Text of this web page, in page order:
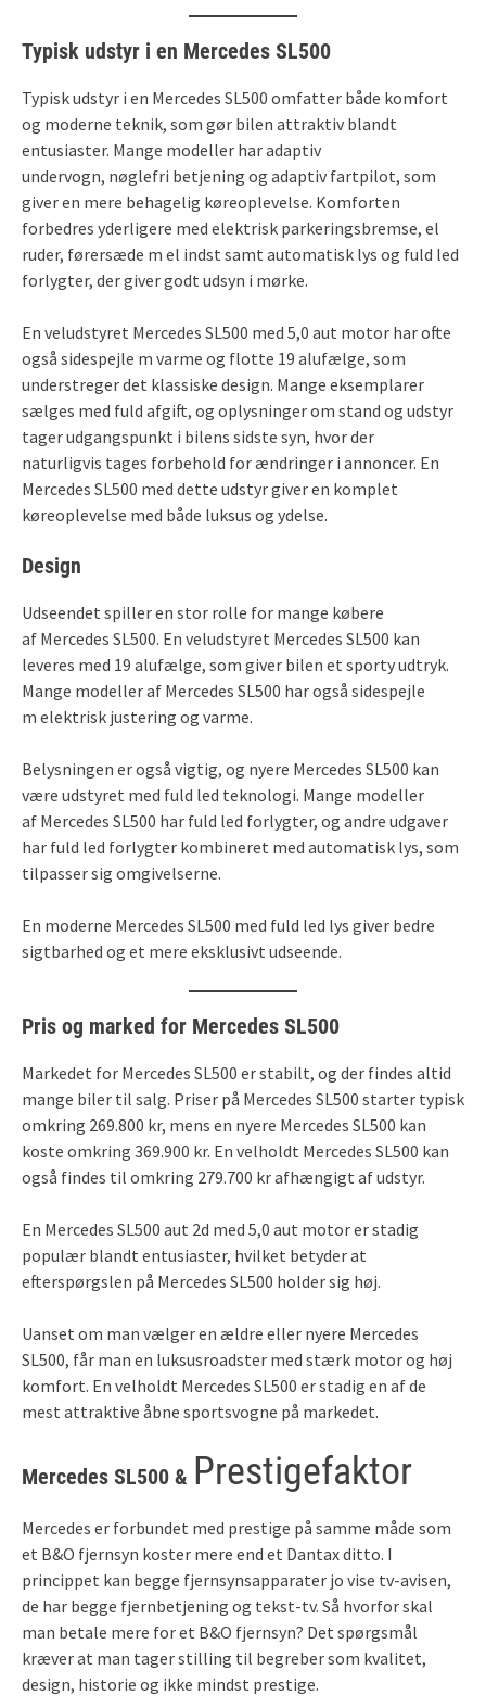
Typisk udstyr i en Mercedes SL500
Typisk udstyr i en Mercedes SL500 omfatter både komfort
og moderne teknik, som gør bilen attraktiv blandt
entusiaster. Mange modeller har adaptiv
undervogn, nøglefri betjening og adaptiv fartpilot, som
giver en mere behagelig køreoplevelse. Komforten
forbedres yderligere med elektrisk parkeringsbremse, el
ruder, førersæde m el indst samt automatisk lys og fuld led
forlygter, der giver godt udsyn i mørke.
En veludstyret Mercedes SL500 med 5,0 aut motor har ofte
også sidespejle m varme og flotte 19 alufælge, som
understreger det klassiske design. Mange eksemplarer
sælges med fuld afgift, og oplysninger om stand og udstyr
tager udgangspunkt i bilens sidste syn, hvor der
naturligvis tages forbehold for ændringer i annoncer. En
Mercedes SL500 med dette udstyr giver en komplet
køreoplevelse med både luksus og ydelse.
Design
Udseendet spiller en stor rolle for mange købere
af Mercedes SL500. En veludstyret Mercedes SL500 kan
leveres med 19 alufælge, som giver bilen et sporty udtryk.
Mange modeller af Mercedes SL500 har også sidespejle
m elektrisk justering og varme.
Belysningen er også vigtig, og nyere Mercedes SL500 kan
være udstyret med fuld led teknologi. Mange modeller
af Mercedes SL500 har fuld led forlygter, og andre udgaver
har fuld led forlygter kombineret med automatisk lys, som
tilpasser sig omgivelserne.
En moderne Mercedes SL500 med fuld led lys giver bedre
sigtbarhed og et mere eksklusivt udseende.
Pris og marked for Mercedes SL500
Markedet for Mercedes SL500 er stabilt, og der findes altid
mange biler til salg. Priser på Mercedes SL500 starter typisk
omkring 269.800 kr, mens en nyere Mercedes SL500 kan
koste omkring 369.900 kr. En velholdt Mercedes SL500 kan
også findes til omkring 279.700 kr afhængigt af udstyr.
En Mercedes SL500 aut 2d med 5,0 aut motor er stadig
populær blandt entusiaster, hvilket betyder at
efterspørgslen på Mercedes SL500 holder sig høj.
Uanset om man vælger en ældre eller nyere Mercedes
SL500, får man en luksusroadster med stærk motor og høj
komfort. En velholdt Mercedes SL500 er stadig en af de
mest attraktive åbne sportsvogne på markedet.
Mercedes SL500 & Prestigefaktor
Mercedes er forbundet med prestige på samme måde som
et B&O fjernsyn koster mere end et Dantax ditto. I
princippet kan begge fjernsynsapparater jo vise tv-avisen,
de har begge fjernbetjening og tekst-tv. Så hvorfor skal
man betale mere for et B&O fjernsyn? Det spørgsmål
kræver at man tager stilling til begreber som kvalitet,
design, historie og ikke mindst prestige.